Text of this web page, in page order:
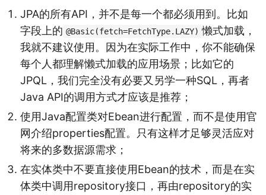
JPA的所有API，并不是每一个都必须用到。比如
字段上的 @Basic(fetch=FetchType.LAZY) 懒式加载，
我就不建议使用。因为在实际工作中，你不能确保
每个人都理解懒式加载的应用场景；比如它的
JPQL，我们完全没有必要又另学一种SQL，再者
Java API的调用方式才应该是推荐；
使用Java配置类对Ebean进行配置，而不是使用官
网介绍properties配置。只有这样才足够灵活应对
将来的多数据源需求；
在实体类中不要直接使用Ebean的技术，而是在实
体类中调用repository接口，再由repository的实